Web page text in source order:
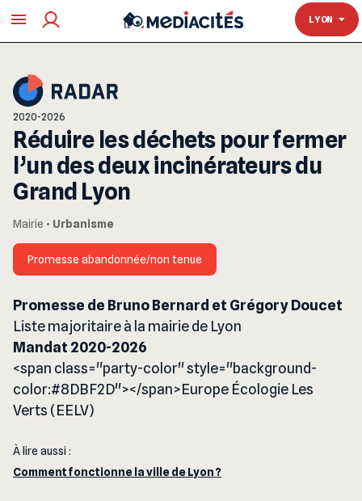
LYON
TOULOUSE
2020-2026
Réduire les déchets pour fermer
l’un des deux incinérateurs du
Grand Lyon
Mairie • Urbanisme
Promesse abandonnée/non tenue
Promesse de Bruno Bernard et Grégory Doucet
Liste majoritaire à la mairie de Lyon
Mandat 2020-2026
<span class="party-color" style="background-
color:#8DBF2D"></span>Europe Écologie Les
Verts (EELV)
À lire aussi :
Comment fonctionne la ville de Lyon ?